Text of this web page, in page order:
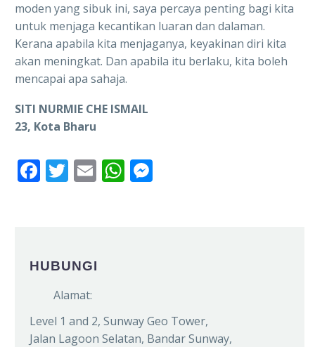
moden yang sibuk ini, saya percaya penting bagi kita
untuk menjaga kecantikan luaran dan dalaman.
Kerana apabila kita menjaganya, keyakinan diri kita
akan meningkat. Dan apabila itu berlaku, kita boleh
mencapai apa sahaja.
SITI NURMIE CHE ISMAIL
23, Kota Bharu
Facebook
Twitter
EmailWhatsApp
HUBUNGI
Alamat:
Level 1 and 2, Sunway Geo Tower,
Jalan Lagoon Selatan, Bandar Sunway,